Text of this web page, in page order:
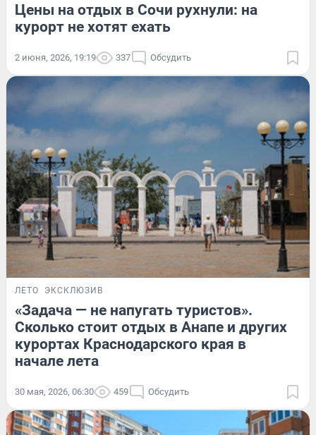
Цены на отдых в Сочи рухнули: на
курорт не хотят ехать
2 июня, 2026, 19:19 337 Обсудить
ЛЕТО ЭКСКЛЮЗИВ
«Задача — не напугать туристов».
Сколько стоит отдых в Анапе и других
курортах Краснодарского края в
начале лета
30 мая, 2026, 06:30 459 Обсудить